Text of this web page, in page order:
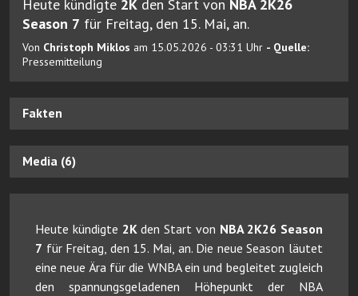
Heute kündigte 2K den Start von NBA 2K26
Season 7 für Freitag, den 15. Mai, an.
Von Christoph Miklos am 15.05.2026 - 03:31 Uhr - Quelle:
Pressemitteilung
Fakten
Media (6)
Heute kündigte 2K den Start von NBA 2K26 Season
7 für Freitag, den 15. Mai, an. Die neue Season läutet
eine neue Ära für die WNBA ein und begleitet zugleich
den spannungsgeladenen Höhepunkt der NBA